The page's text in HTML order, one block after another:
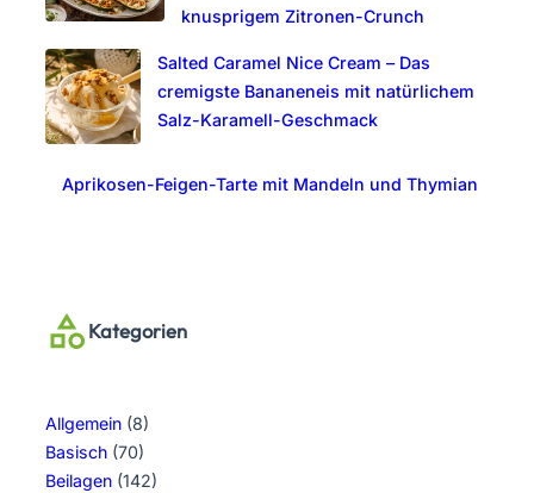
knusprigem Zitronen-Crunch
Salted Caramel Nice Cream – Das
cremigste Bananeneis mit natürlichem
Salz-Karamell-Geschmack
Aprikosen-Feigen-Tarte mit Mandeln und Thymian
Kategorien
Allgemein (8)
Basisch (70)
Beilagen (142)